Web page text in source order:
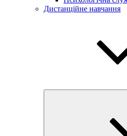
Дистанційне навчання